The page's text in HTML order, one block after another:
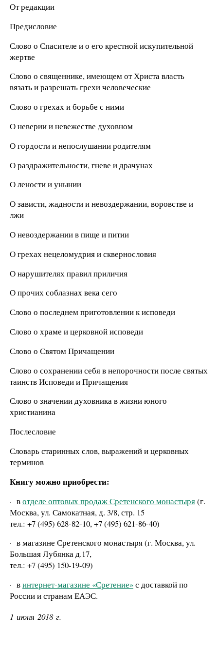
От редакции
Предисловие
Слово о Спасителе и о его крестной искупительной
жертве
Слово о священнике, имеющем от Христа власть
вязать и разрешать грехи человеческие
Слово о грехах и борьбе с ними
О неверии и невежестве духовном
О гордости и непослушании родителям
О раздражительности, гневе и драчунах
О лености и унынии
О зависти, жадности и невоздержании, воровстве и
лжи
О невоздержании в пище и питии
О грехах нецеломудрия и сквернословия
О нарушителях правил приличия
О прочих соблазнах века сего
Слово о последнем приготовлении к исповеди
Слово о храме и церковной исповеди
Слово о Святом Причащении
Слово о сохранении себя в непорочности после святых
таинств Исповеди и Причащения
Слово о значении духовника в жизни юного
христианина
Послесловие
Словарь старинных слов, выражений и церковных
терминов
Книгу можно приобрести:
· вотделе оптовых продаж Сретенского монастыря(г.
Москва, ул. Самокатная, д. 3/8, стр. 15
тел.: +7 (495) 628-82-10, +7 (495) 621-86-40)
· в магазине Сретенского монастыря (г. Москва, ул.
Большая Лубянка д.17,
тел.: +7 (495) 150-19-09)
· винтернет-магазине «Сретение»с доставкой по
России и странам ЕАЭС.
1 июня 2018 г.